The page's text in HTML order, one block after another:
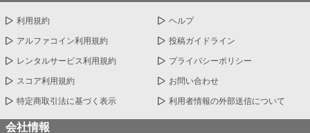
利用規約 ヘルプ
アルファコイン利用規約 投稿ガイドライン
レンタルサービス利用規約 プライバシーポリシー
スコア利用規約 お問い合わせ
特定商取引法に基づく表示 利用者情報の外部送信について
会社情報